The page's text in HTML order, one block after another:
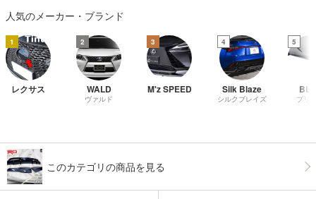
GL20W
人気のメーカー・ブランド
1
レクサス
2
WALD
ヴァルド
3
M'z SPEED
4
Silk Blaze
シルクブレイズ
5
ブリ
このカテゴリの商品を見る